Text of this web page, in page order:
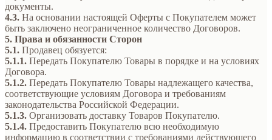
документы.
4.3. На основании настоящей Оферты с Покупателем может
быть заключено неограниченное количество Договоров.
5. Права и обязанности Сторон
5.1. Продавец обязуется:
5.1.1. Передать Покупателю Товары в порядке и на условиях
Договора.
5.1.2. Передать Покупателю Товары надлежащего качества,
соответствующие условиям Договора и требованиям
законодательства Российской Федерации.
5.1.3. Организовать доставку Товаров Покупателю.
5.1.4. Предоставить Покупателю всю необходимую
информацию в соответствии с требованиями действующего